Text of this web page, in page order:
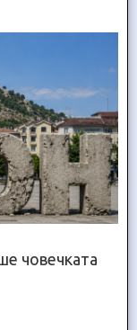
човечката